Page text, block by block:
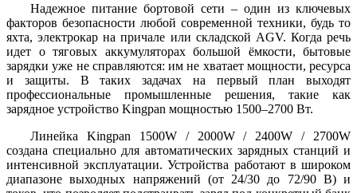
Надежное питание бортовой сети – один из ключевых
факторов безопасности любой современной техники, будь то
яхта, электрокар на причале или складской AGV. Когда речь
идет о тяговых аккумуляторах большой ёмкости, бытовые
зарядки уже не справляются: им не хватает мощности, ресурса
и защиты. В таких задачах на первый план выходят
профессиональные промышленные решения, такие как
зарядное устройство Kingpan мощностью 1500–2700 Вт.
Линейка Kingpan 1500W / 2000W / 2400W / 2700W
создана специально для автоматических зарядных станций и
интенсивной эксплуатации. Устройства работают в широком
диапазоне выходных напряжений (от 24/30 до 72/90 В) и